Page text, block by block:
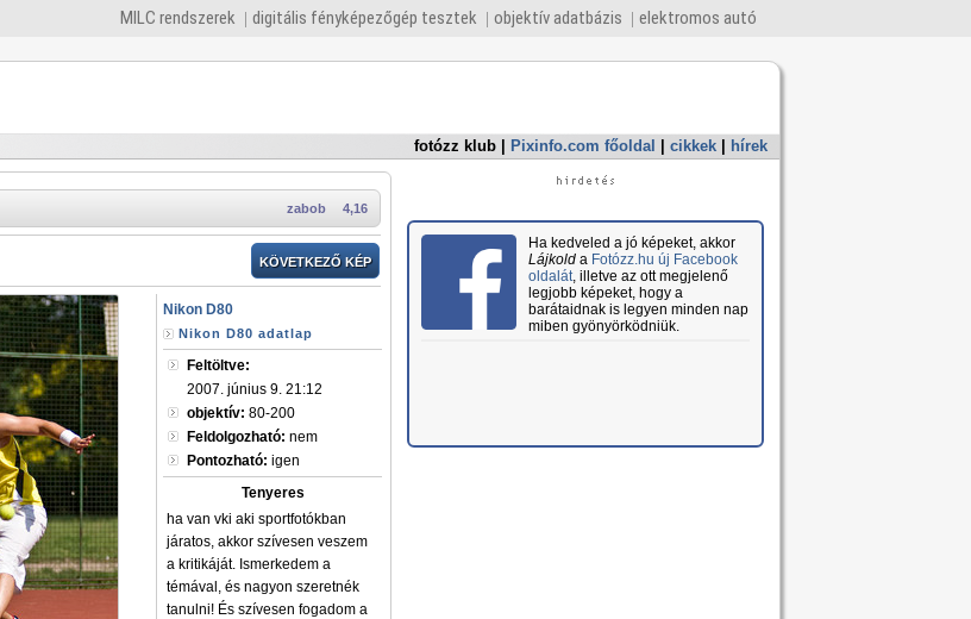
MILC rendszerek digitális fényképezőgép tesztek objektív adatbázis elektromos autó
fotózz klub Pixinfo.com főoldal cikkek hírek
4,16
zabob
KÖVETKEZŐ KÉP
Nikon D80
Nikon D80 adatlap
Feltöltve:
2007. június 9. 21:12
objektív: 80-200
Feldolgozható: nem
Pontozható: igen
Tenyeres
ha van vki aki sportfotókban
járatos, akkor szívesen veszem
a kritikáját. Ismerkedem a
témával, és nagyon szeretnék
tanulni! És szívesen fogadom a
Ha kedveled a jó képeket, akkor
Lájkolda Fotózz.hu új Facebook
oldalát, illetve az ott megjelenő
legjobb képeket, hogy a
barátaidnak is legyen minden nap
miben gyönyörködniük.